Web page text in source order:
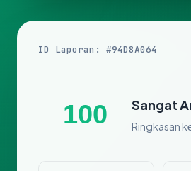
ID Laporan: #94D8A064
100 Sangat
Ringkasan